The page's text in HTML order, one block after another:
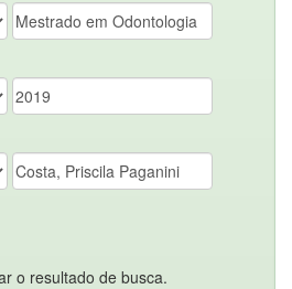
o resultado de busca.